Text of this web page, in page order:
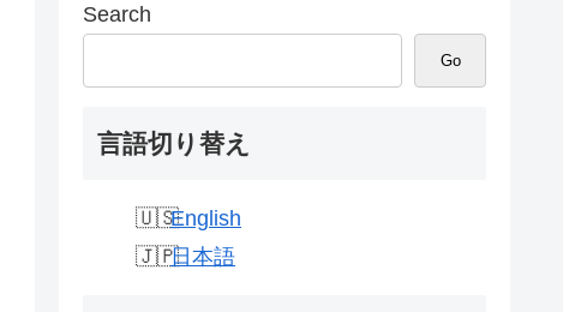
Search
Go
言語切り替え
English
日本語